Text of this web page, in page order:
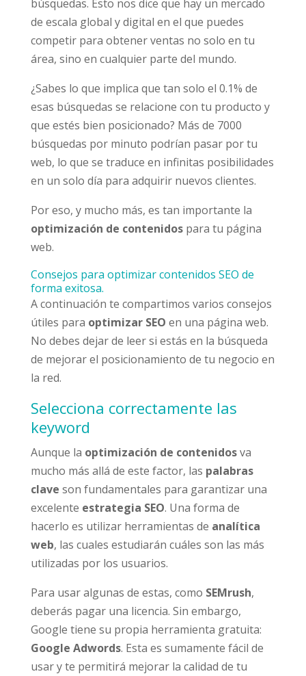
búsquedas. Esto nos dice que hay un mercado
de escala global y digital en el que puedes
competir para obtener ventas no solo en tu
área, sino en cualquier parte del mundo.
¿Sabes lo que implica que tan solo el 0.1% de
esas búsquedas se relacione con tu producto y
que estés bien posicionado? Más de 7000
búsquedas por minuto podrían pasar por tu
web, lo que se traduce en infinitas posibilidades
en un solo día para adquirir nuevos clientes.
Por eso, y mucho más, es tan importante la
optimización de contenidospara tu página
web.
Consejos para optimizar contenidos SEO de
forma exitosa.
A continuación te compartimos varios consejos
útiles para optimizar SEO en una página web.
No debes dejar de leer si estás en la búsqueda
de mejorar el posicionamiento de tu negocio en
la red.
Selecciona correctamente las
keyword
Aunque la optimización de contenidosva
mucho más allá de este factor, las palabras
clave son fundamentales para garantizar una
excelente estrategia SEO. Una forma de
hacerlo es utilizar herramientas de analítica
web, las cuales estudiarán cuáles son las más
utilizadas por los usuarios.
Para usar algunas de estas, como SEMrush,
deberás pagar una licencia. Sin embargo,
Google tiene su propia herramienta gratuita:
Google Adwords. Esta es sumamente fácil de
usar y te permitirá mejorar la calidad de tu